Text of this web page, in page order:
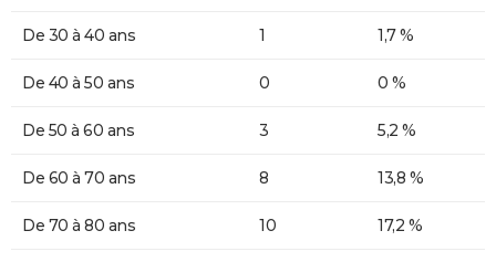
De 30 à 40 ans 1 1,7 %
De 40 à 50 ans 0 0 %
De 50 à 60 ans 3 5,2 %
De 60 à 70 ans 8 13,8 %
De 70 à 80 ans 10 17,2 %